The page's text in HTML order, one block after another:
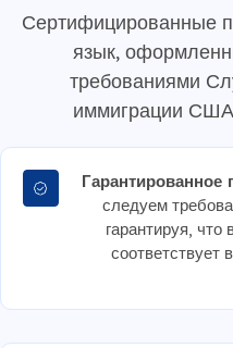
Сертифицированные
язык,
требованиями
иммиграции
Гарантированное
следуем
гарантируя,
соответствует